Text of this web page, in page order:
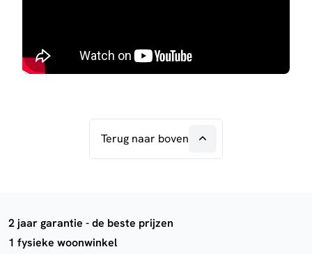
Terug naar boven
2 jaar garantie - de beste prijzen
1 fysieke woonwinkel